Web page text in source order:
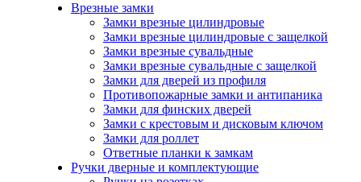
Врезные замки
Замки врезные цилиндровые
Замки врезные цилиндровые с защелкой
Замки врезные сувальдные
Замки врезные сувальдные с защелкой
Замки для дверей из профиля
Противопожарные замки и антипаника
Замки для финских дверей
Замки с крестовым и дисковым ключом
Замки для роллет
Ответные планки к замкам
Ручки дверные и комплектующие